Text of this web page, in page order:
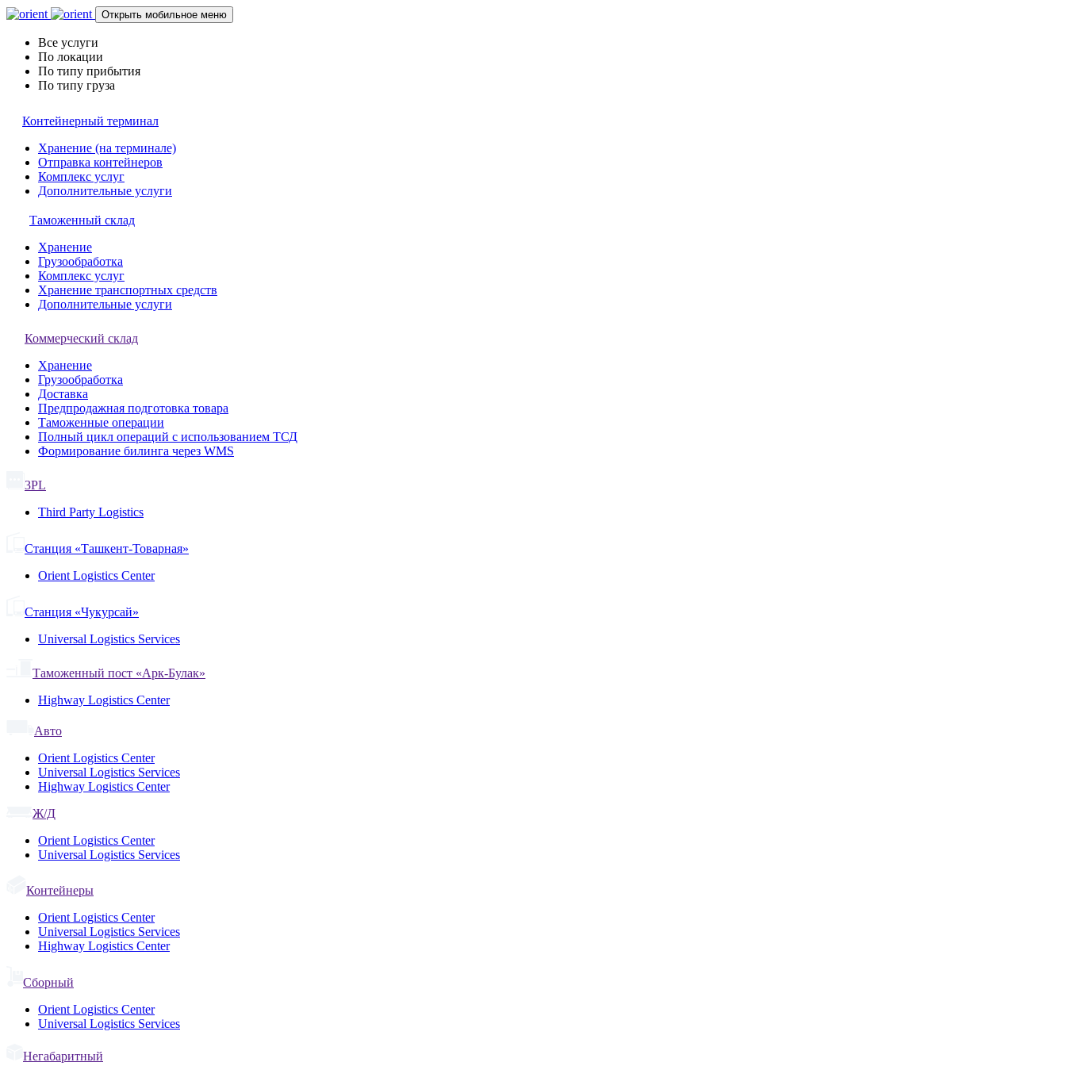
Открыть мобильное меню
Все услуги
По локации
По типу прибытия
По типу груза
Контейнерный терминал
Хранение (на терминале)
Отправка контейнеров
Комплекс услуг
Дополнительные услуги
Таможенный склад
Хранение
Грузообработка
Комплекс услуг
Хранение транспортных средств
Дополнительные услуги
Коммерческий склад
Хранение
Грузообработка
Доставка
Предпродажная подготовка товара
Таможенные операции
Полный цикл операций с использованием ТСД
Формирование билинга через WMS
3PL
Third Party Logistics
Станция «Ташкент-Товарная»
Orient Logistics Center
Станция «Чукурсай»
Universal Logistics Services
Таможенный пост «Арк-Булак»
Highway Logistics Center
Авто
Orient Logistics Center
Universal Logistics Services
Highway Logistics Center
Ж/Д
Orient Logistics Center
Universal Logistics Services
Контейнеры
Orient Logistics Center
Universal Logistics Services
Highway Logistics Center
Сборный
Orient Logistics Center
Universal Logistics Services
Негабаритный